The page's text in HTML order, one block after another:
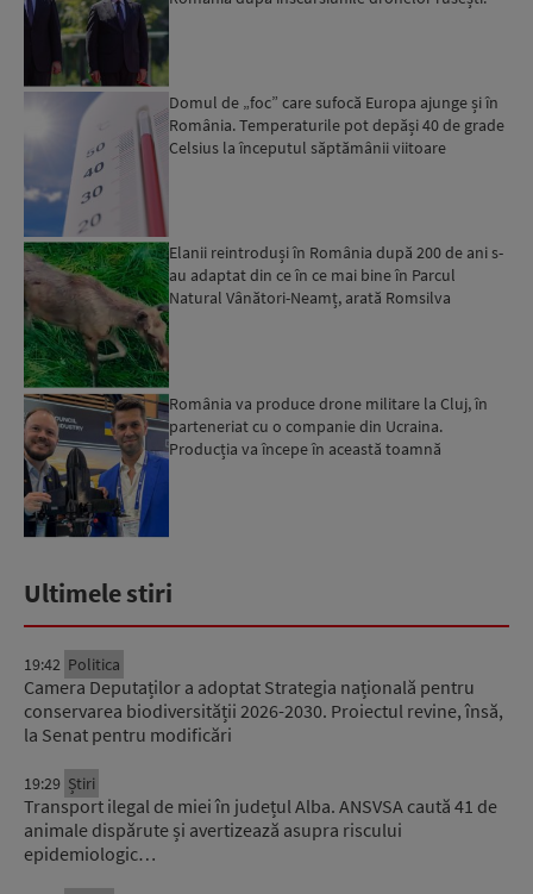
Domul de „foc” care sufocă Europa ajunge și în
România. Temperaturile pot depăși 40 de grade
Celsius la începutul săptămânii viitoare
Elanii reintroduși în România după 200 de ani s-
au adaptat din ce în ce mai bine în Parcul
Natural Vânători-Neamț, arată Romsilva
România va produce drone militare la Cluj, în
parteneriat cu o companie din Ucraina.
Producția va începe în această toamnă
Ultimele stiri
19:42 Politica
Camera Deputaților a adoptat Strategia națională pentru
conservarea biodiversității 2026-2030. Proiectul revine, însă,
la Senat pentru modificări
19:29 Știri
Transport ilegal de miei în județul Alba. ANSVSA caută 41 de
animale dispărute și avertizează asupra riscului
epidemiologic…